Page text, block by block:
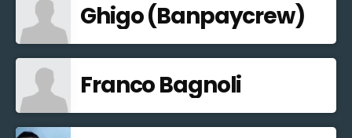
Ghigo (Banpaycrew)
Franco Bagnoli